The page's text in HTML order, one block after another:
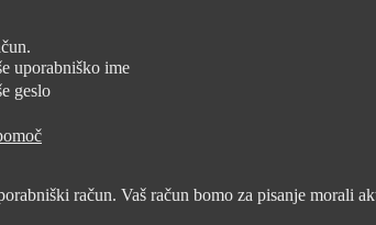
uporabniško ime
geslo
račun. Vaš račun bomo za pisanje morali